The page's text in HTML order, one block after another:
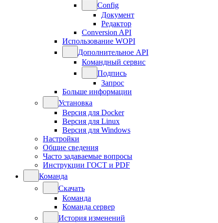
Config
Документ
Редактор
Conversion API
Использование WOPI
Дополнительное API
Командный сервис
Подпись
Запрос
Больше информации
Установка
Версия для Docker
Версия для Linux
Версия для Windows
Настройки
Общие сведения
Часто задаваемые вопросы
Инструкции ГОСТ и PDF
Команда
Скачать
Команда
Команда сервер
История изменений